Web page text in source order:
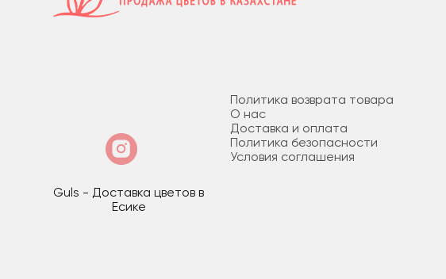
Guls - Доставка цветов в
Есике
Политика возврата товара
О нас
Доставка и оплата
Политика безопасности
Условия соглашения